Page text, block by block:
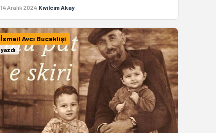
14 Aralık 2024 Kıvılcım Akay
İsmail Avcı Bucaklişi
yazdı